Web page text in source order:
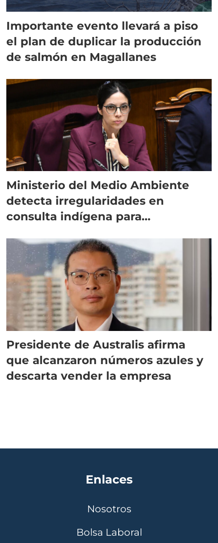
Importante evento llevará a piso
el plan de duplicar la producción
de salmón en Magallanes
Ministerio del Medio Ambiente
detecta irregularidades en
consulta indígena para
Presidente de Australis afirma
que alcanzaron números azules y
descarta vender la empresa
Enlaces
Nosotros
Bolsa Laboral